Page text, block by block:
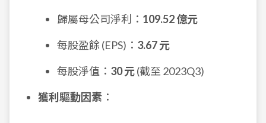
歸屬母公司淨利： 109.52 億元
每股盈餘 (EPS)： 3.67 元
每股淨值： 30 元(截至 2023Q3)
獲利驅動因素 ：